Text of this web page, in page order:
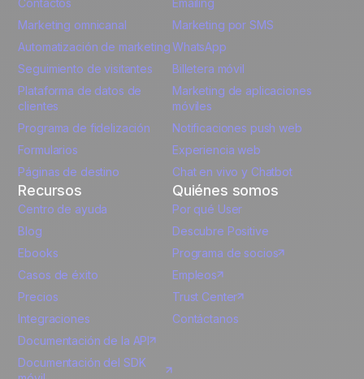
Unlock the full use-case
French
Polish
German
Marketing omnicanal
Automatización de marketing
Seguimiento de visitantes
Plataforma de datos de
clientes
Programa de fidelización
Formularios
Páginas de destino
Marketing por SMS
WhatsApp
Billetera móvil
Marketing de aplicaciones
móviles
Notificaciones push web
Experiencia web
Chat en vivo y Chatbot
Recursos
Centro de ayuda
Blog
Ebooks
Casos de éxito
Precios
Integraciones
Documentación de la API
Documentación del SDK
Quiénes somos
Por qué User
Descubre Positive
Programa de socios
Empleos
Trust Center
Contáctanos